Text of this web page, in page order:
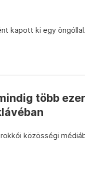
kapott ki egy öngóllal.
több
közösségi